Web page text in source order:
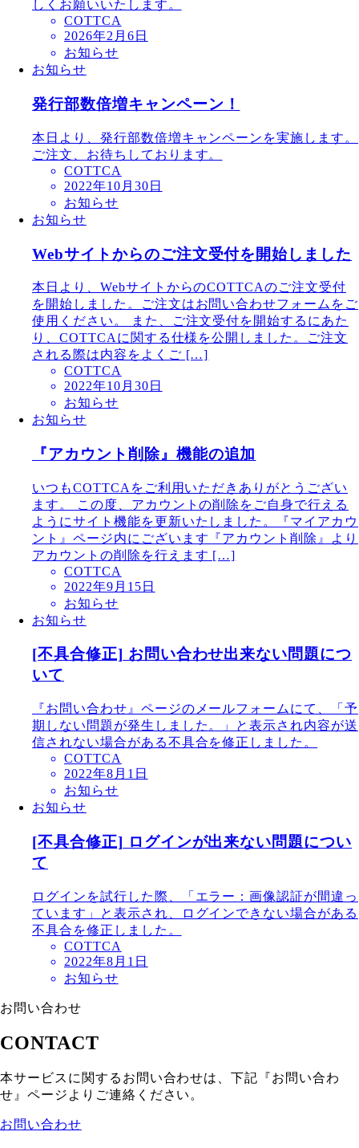
しくお願いいたします。
COTTCA
2026年2月6日
お知らせ
お知らせ
発行部数倍増キャンペーン！
本日より、発行部数倍増キャンペーンを実施します。
ご注文、お待ちしております。
COTTCA
2022年10月30日
お知らせ
お知らせ
Webサイトからのご注文受付を開始しました
本日より、WebサイトからのCOTTCAのご注文受付
を開始しました。ご注文はお問い合わせフォームをご
使用ください。 また、ご注文受付を開始するにあた
り、COTTCAに関する仕様を公開しました。ご注文
される際は内容をよくご […]
COTTCA
2022年10月30日
お知らせ
お知らせ
『アカウント削除』機能の追加
いつもCOTTCAをご利用いただきありがとうござい
ます。 この度、アカウントの削除をご自身で行える
ようにサイト機能を更新いたしました。『マイアカウ
ント』ページ内にございます『アカウント削除』より
アカウントの削除を行えます […]
COTTCA
2022年9月15日
お知らせ
お知らせ
[不具合修正] お問い合わせ出来ない問題につ
いて
『お問い合わせ』ページのメールフォームにて、「予
期しない問題が発生しました。」と表示され内容が送
信されない場合がある不具合を修正しました。
COTTCA
2022年8月1日
お知らせ
お知らせ
[不具合修正] ログインが出来ない問題につい
て
ログインを試行した際、「エラー：画像認証が間違っ
ています」と表示され、ログインできない場合がある
不具合を修正しました。
COTTCA
2022年8月1日
お知らせ
お問い合わせ
CONTACT
本サービスに関するお問い合わせは、下記『お問い合わ
せ』ページよりご連絡ください。
お問い合わせ